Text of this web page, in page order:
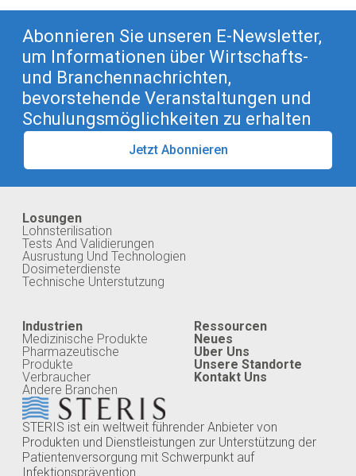
Abonnieren Sie unseren E-Newsletter,
um Informationen über Wirtschafts-
und Branchennachrichten,
bevorstehende Veranstaltungen und
Schulungsmöglichkeiten zu erhalten
Jetzt Abonnieren
STERIS ist ein weltweit führender Anbieter von
Produkten und Dienstleistungen zur Unterstützung der
Patientenversorgung mit Schwerpunkt auf
Infektionsprävention.
Losungen
Lohnsterilisation
Tests And Validierungen
Ausrustung Und Technologien
Dosimeterdienste
Technische Unterstutzung
Industrien
Medizinische Produkte
Pharmazeutische
Produkte
Verbraucher
Andere Branchen
Ressourcen
Neues
Uber Uns
Unsere Standorte
Kontakt Uns